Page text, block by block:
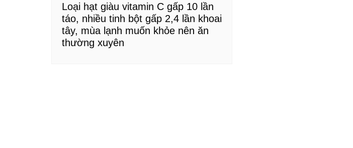
Loại hạt giàu vitamin C gấp 10 lần
táo, nhiều tinh bột gấp 2,4 lần khoai
tây, mùa lạnh muốn khỏe nên ăn
thường xuyên